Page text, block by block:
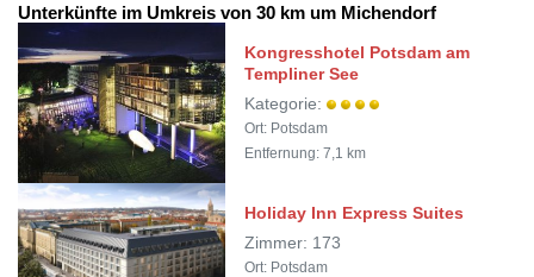
Unterkünfte im Umkreis von 30 km um Michendorf
Kongresshotel Potsdam am
Templiner See
Kategorie:
Ort: Potsdam
Entfernung: 7,1 km
Holiday Inn Express Suites
Zimmer: 173
Ort: Potsdam